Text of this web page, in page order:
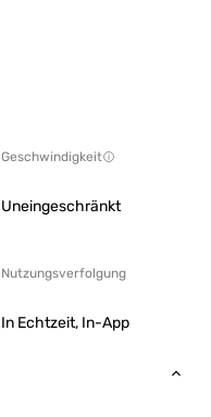
Geschwindigkeit
Uneingeschränkt
Nutzungsverfolgung
In Echtzeit, In-App